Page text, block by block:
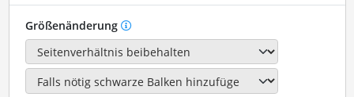
Größenänderung